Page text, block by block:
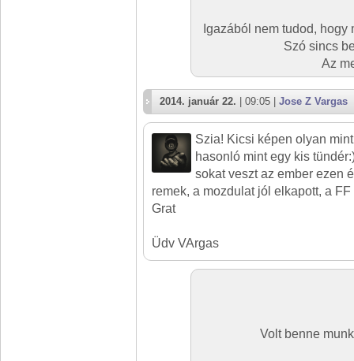
Igazából nem tudod,
Szó sincs
Az
2014. január 22. | 09:05 | Jose Z Vargas
Szia! Kicsi képen olyan
hasonló mint egy kis
sokat veszt az ember ezen
remek, a mozdulat jól elkapott, a
Grat
Üdv VArgas
Volt benne